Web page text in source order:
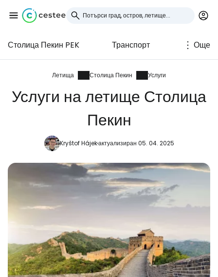
Столица Пекин PEK Транспорт Още
Летища Столица Пекин Услуги
Услуги на летище Столица
Пекин
Kryštof Hájekактуализиран 05. 04. 2025
Влезте в Cestee
... световната общност на туристите
Продължете с Google
Продължете с Facebook
Продължете с имейл